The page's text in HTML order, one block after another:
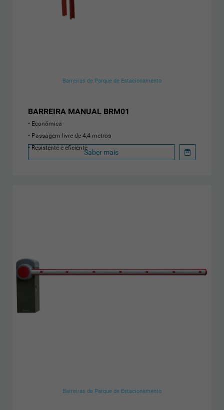
Barreiras de Parque de Estacionamento
BARREIRA MANUAL BRM01
Económica
Passagem livre de 4,4 metros
Resistente e eficiente
Saber mais
Barreiras de Parque de Estacionamento